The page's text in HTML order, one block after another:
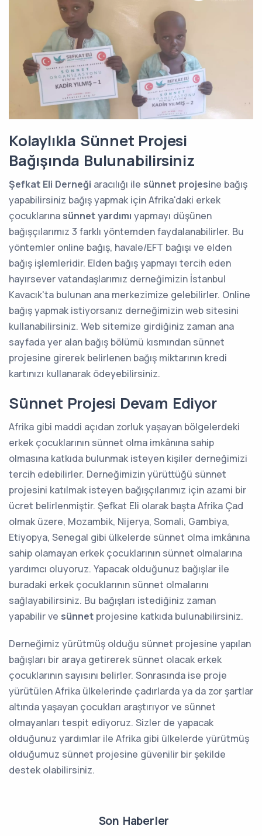
Kolaylıkla Sünnet Projesi
Bağışında Bulunabilirsiniz
Şefkat Eli Derneği aracılığı ile sünnet projesine bağış
yapabilirsiniz bağış yapmak için Afrika'daki erkek
çocuklarına sünnet yardımı yapmayı düşünen
bağışçılarımız 3 farklı yöntemden faydalanabilirler. Bu
yöntemler online bağış, havale/EFT bağışı ve elden
bağış işlemleridir. Elden bağış yapmayı tercih eden
hayırsever vatandaşlarımız derneğimizin İstanbul
Kavacık'ta bulunan ana merkezimize gelebilirler. Online
bağış yapmak istiyorsanız derneğimizin web sitesini
kullanabilirsiniz. Web sitemize girdiğiniz zaman ana
sayfada yer alan bağış bölümü kısmından sünnet
projesine girerek belirlenen bağış miktarının kredi
kartınızı kullanarak ödeyebilirsiniz.
Sünnet Projesi Devam Ediyor
Afrika gibi maddi açıdan zorluk yaşayan bölgelerdeki
erkek çocuklarının sünnet olma imkânına sahip
olmasına katkıda bulunmak isteyen kişiler derneğimizi
tercih edebilirler. Derneğimizin yürüttüğü sünnet
projesini katılmak isteyen bağışçılarımız için azami bir
ücret belirlenmiştir. Şefkat Eli olarak başta Afrika Çad
olmak üzere, Mozambik, Nijerya, Somali, Gambiya,
Etiyopya, Senegal gibi ülkelerde sünnet olma imkânına
sahip olamayan erkek çocuklarının sünnet olmalarına
yardımcı oluyoruz. Yapacak olduğunuz bağışlar ile
buradaki erkek çocuklarının sünnet olmalarını
sağlayabilirsiniz. Bu bağışları istediğiniz zaman
yapabilir ve sünnet projesine katkıda bulunabilirsiniz.
Derneğimiz yürütmüş olduğu sünnet projesine yapılan
bağışları bir araya getirerek sünnet olacak erkek
çocuklarının sayısını belirler. Sonrasında ise proje
yürütülen Afrika ülkelerinde çadırlarda ya da zor şartlar
altında yaşayan çocukları araştırıyor ve sünnet
olmayanları tespit ediyoruz. Sizler de yapacak
olduğunuz yardımlar ile Afrika gibi ülkelerde yürütmüş
olduğumuz sünnet projesine güvenilir bir şekilde
destek olabilirsiniz.
Son Haberler